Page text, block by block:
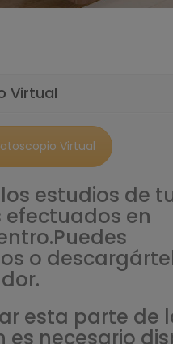
Virtual
Virtual
estudios de
efectuados en
Puedes
o
esta parte de
es necesario